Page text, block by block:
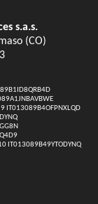
s.a.s.
(CO)
IT013089B4OFPNXLQD
IT013089B49YTODYNQ